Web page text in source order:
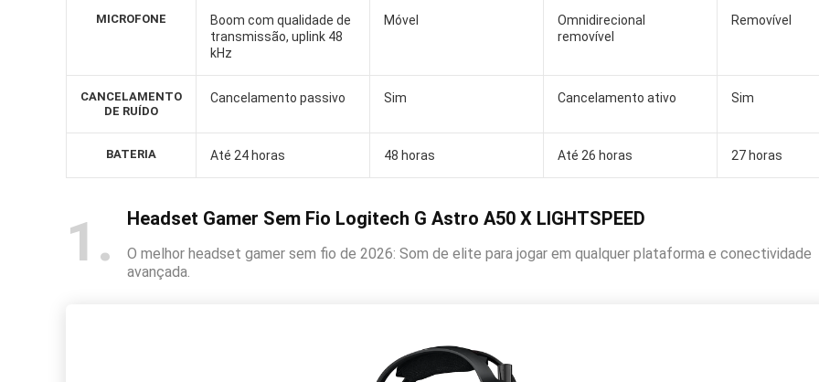
MICROFONE
CANCELAMENTO
DE RUÍDO
BATERIA
Boom com qualidade de
transmissão, uplink 48
kHz
Cancelamento passivo
Até 24 horas
Móvel
Sim
48 horas
Omnidirecional
removível
Cancelamento ativo
Até 26 horas
Removível
Sim
27 horas
1 Headset Gamer Sem Fio Logitech G Astro A50 X LIGHTSPEED
O melhor headset gamer sem fio de 2026: Som de elite para jogar em qualquer plataforma e conectividade
avançada.